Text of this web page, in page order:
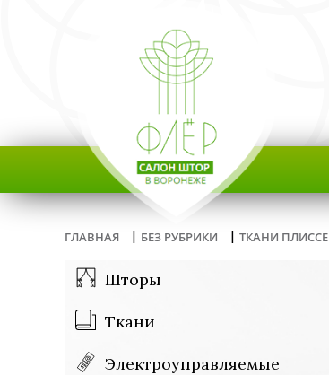
ГЛАВНАЯ | БЕЗ РУБРИКИ | ТКАНИ ПЛИССЕ
Шторы
Ткани
Электроуправляемые